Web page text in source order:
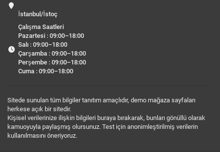
İstanbul/İstoç
Çalışma Saatleri
Pazartesi : 09:00–18:00
Salı : 09:00–18:00
Çarşamba : 09:00–18:00
Perşembe : 09:00–18:00
Cuma : 09:00–18:00
Sitede sunulan tüm bilgiler tanıtım amaçlıdır, demo mağaza sayfaları
herkese açık bir sitedir.
Kişisel verilerinize ilişkin bilgileri buraya bırakarak, bunları gönüllü olarak
kamuoyuyla paylaşmış olursunuz. Test için anonimleştirilmiş verilerin
kullanılmasını öneriyoruz.